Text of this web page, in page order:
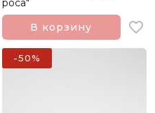
роса"
В корзину
-50%